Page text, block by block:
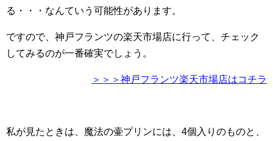
る・・・なんていう可能性があります。
ですので、神戸フランツの楽天市場店に行って、チェック
してみるのが一番確実でしょう。
＞＞＞神戸フランツ楽天市場店はコチラ
私が見たときは、魔法の壷プリンには、4個入りのものと、